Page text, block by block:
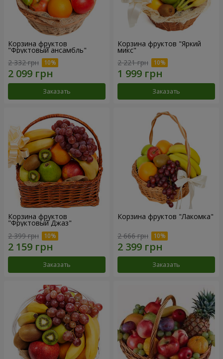
Корзина фруктов
"Фруктовый ансамбль"
2 332 грн
Заказать
Корзина фруктов "Яркий
микс"
2 221 грн
Заказать
Корзина фруктов
"Фруктовый Джаз"
2 399 грн
Заказать
Корзина фруктов "Лакомка"
2 666 грн
Заказать